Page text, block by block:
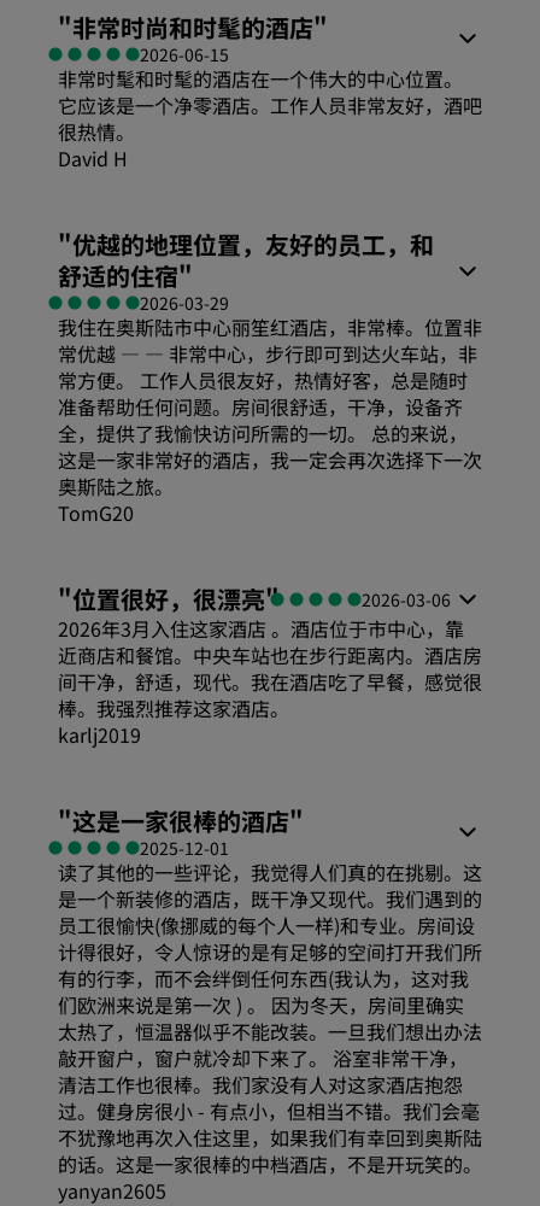
"非常时尚和时髦的酒店"
2026-06-15
非常时髦和时髦的酒店在一个伟大的中心位置。
它应该是一个净零酒店。工作人员非常友好，酒吧
很热情。
David H
性价比
睡眠质量
位置
卫生
服务
"优越的地理位置，友好的员工，和
舒适的住宿"
2026-03-29
我住在奥斯陆市中心丽笙红酒店，非常棒。位置非
常优越 — — 非常中心，步行即可到达火车站，非
常方便。 工作人员很友好，热情好客，总是随时
准备帮助任何问题。房间很舒适，干净，设备齐
全，提供了我愉快访问所需的一切。 总的来说，
这是一家非常好的酒店，我一定会再次选择下一次
奥斯陆之旅。
TomG20
性价比
睡眠质量
卫生
服务
"位置很好，很漂亮" 2026-03-06
2026年3月入住这家酒店 。酒店位于市中心，靠
近商店和餐馆。中央车站也在步行距离内。酒店房
间干净，舒适，现代。我在酒店吃了早餐，感觉很
棒。我强烈推荐这家酒店。
karlj2019
"这是一家很棒的酒店"
2025-12-01
读了其他的一些评论，我觉得人们真的在挑剔。这
是一个新装修的酒店，既干净又现代。我们遇到的
员工很愉快(像挪威的每个人一样)和专业。房间设
计得很好，令人惊讶的是有足够的空间打开我们所
有的行李，而不会绊倒任何东西(我认为，这对我
们欧洲来说是第一次 ) 。 因为冬天，房间里确实
太热了，恒温器似乎不能改装。一旦我们想出办法
敲开窗户，窗户就冷却下来了。 浴室非常干净，
清洁工作也很棒。我们家没有人对这家酒店抱怨
过。健身房很小 - 有点小，但相当不错。我们会毫
不犹豫地再次入住这里，如果我们有幸回到奥斯陆
的话。这是一家很棒的中档酒店，不是开玩笑的。
yanyan2605